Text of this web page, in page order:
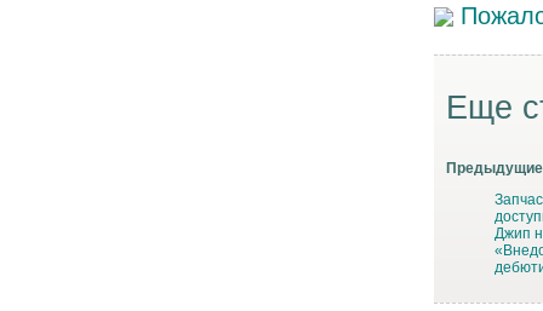
Еще
Предыдущие
Джип